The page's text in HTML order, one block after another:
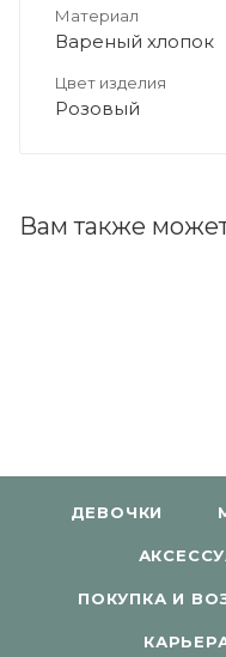
Материал
Вареный хлопок
Цвет изделия
Розовый
Вам также
ДЕВОЧКИ
ПОКУПКА И